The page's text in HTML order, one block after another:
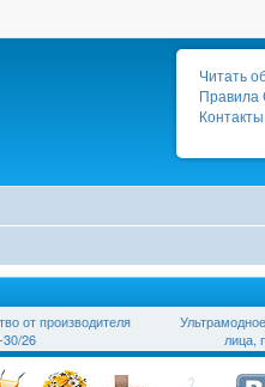
Читать
Правила
Контакты
от производителя
26